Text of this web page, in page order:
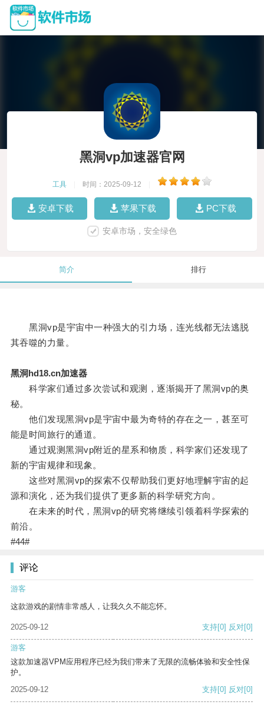
黑洞vp加速器官网
工具 时间：2025-09-12
安卓下载 苹果下载 PC下载
安卓市场，安全绿色
简介 排行
黑洞vp是宇宙中一种强大的引力场，连光线都无法逃脱
其吞噬的力量。
黑洞hd18.cn加速器
科学家们通过多次尝试和观测，逐渐揭开了黑洞vp的奥
秘。
他们发现黑洞vp是宇宙中最为奇特的存在之一，甚至可
能是时间旅行的通道。
通过观测黑洞vp附近的星系和物质，科学家们还发现了
新的宇宙规律和现象。
这些对黑洞vp的探索不仅帮助我们更好地理解宇宙的起
源和演化，还为我们提供了更多新的科学研究方向。
在未来的时代，黑洞vp的研究将继续引领着科学探索的
前沿。
#44#
评论
游客
这款游戏的剧情非常感人，让我久久不能忘怀。
2025-09-12 支持[0] 反对[0]
游客
这款加速器VPM应用程序已经为我们带来了无限的流畅体验和安全性保
护。
2025-09-12
支持[0] 反对[0]